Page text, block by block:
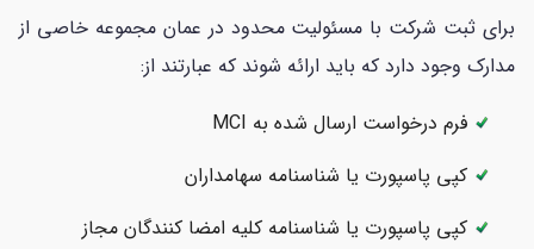
برای ثبت شرکت با مسئولیت محدود در عمان مجموعه خاصی از
مدارک وجود دارد که باید ارائه شوند که عبارتند از:
فرم درخواست ارسال شده به MCI
کپی پاسپورت یا شناسنامه سهامداران
کپی پاسپورت یا شناسنامه کلیه امضا کنندگان مجاز